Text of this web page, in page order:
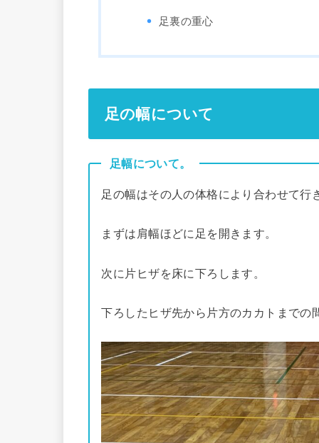
足裏の重心
足の幅について
足幅について。
足の幅はその人の体格により合わせて行
まずは肩幅ほどに足を開きます。
次に片ヒザを床に下ろします。
下ろしたヒザ先から片方のカカトまでの